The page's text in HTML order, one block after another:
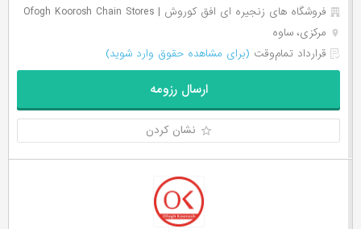
فروشگاه های زنجیره ای افق کوروش | Ofogh Koorosh Chain Stores
مرکزی، ساوه
قرارداد تمام‌وقت (برای مشاهده حقوق وارد شوید)
ارسال رزومه
نشان کردن